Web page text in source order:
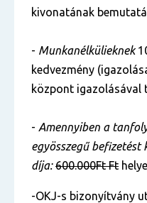
kivonatának
- Munkanélkülieknek
kedvezmény
központ igazolásával
- Amennyiben a
egyösszegű befizetést
díja: 600.000Ft Ft
-OKJ-s bizonyítvány